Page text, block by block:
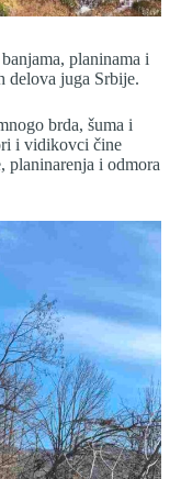
planinama i
delova juga Srbije.
brda, šuma i
i vidikovci čine
planinarenja i odmora